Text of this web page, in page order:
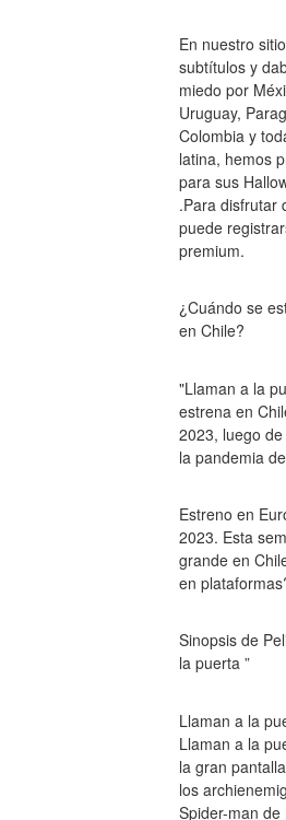
En nuestro
subtítulos y
miedo por
Uruguay,
Colombia y
latina, hemos
para sus
.Para disfrutar
puede
premium.
¿Cuándo se
en Chile?
"Llaman a la
estrena en
2023, luego
la pandemia
Estreno en
2023. Esta
grande en
en
Sinopsis de
la puerta ”
Llaman a la
Llaman a la
la gran
los
Spider-man